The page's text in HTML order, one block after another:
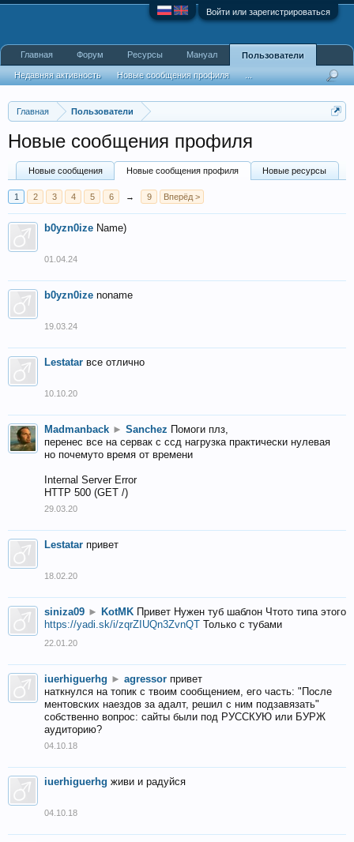
Войти или зарегистрироваться
Главная Пользователи
Новые сообщения профиля
Новые сообщения Новые сообщения профиля Новые ресурсы
1 2 3 4 5 6 → 9 Вперёд >
b0yzn0ize Name)
01.04.24
b0yzn0ize noname
19.03.24
Lestatar все отлично
10.10.20
Madmanback ► Sanchez Помоги плз,
перенес все на сервак с ссд нагрузка практически нулевая
но почемуто время от времени
Internal Server Error
HTTP 500 (GET /)
29.03.20
Lestatar привет
18.02.20
siniza09 ► KotMK Привет Нужен туб шаблон Чтото типа этого
https://yadi.sk/i/zqrZIUQn3ZvnQT Только с тубами
22.01.20
iuerhiguerhg ► agressor привет
наткнулся на топик с твоим сообщением, его часть: "После
ментовских наездов за адалт, решил с ним подзавязать"
собственно вопрос: сайты были под РУССКУЮ или БУРЖ
аудиторию?
04.10.18
iuerhiguerhg живи и радуйся
04.10.18
Главная Форум Ресурсы Мануал Пользователи
Недавняя активность Новые сообщения профиля